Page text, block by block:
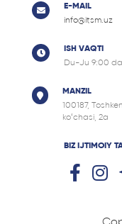
E-MAIL
info@itsm.uz
ISH VAQTI
Du-Ju 9:00
MANZIL
100187,
ko‘chasi, 2a
BIZ IJTIMOIY